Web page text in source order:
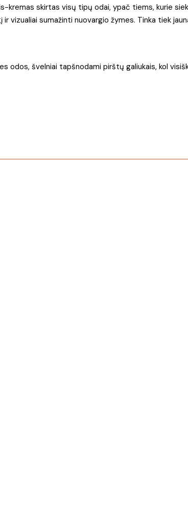
kremas skirtas visų tipų odai, ypač tiems, kurie
sumažinti nuovargio žymes. Tinka tiek
odos, švelniai tapšnodami pirštų galiukais, kol